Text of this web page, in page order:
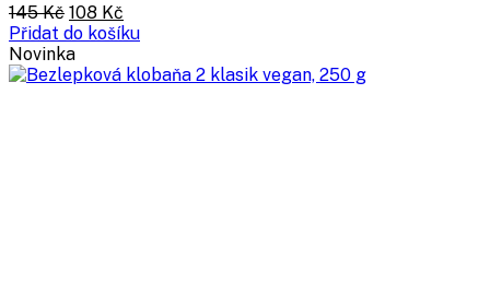
145Kč Původní
cena
byla:
145 Kč.
108 Kč
cena
108 Kč.
Přidat do košíku
Novinka